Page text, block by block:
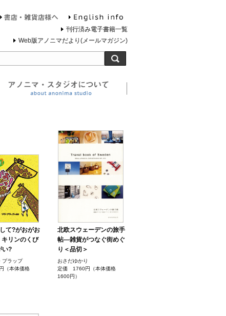
る灯台について
合せ 書店・雑貨店様へ
刊行済み電子書籍一覧
Web版アノニマだより(メールマガジン)
て?がおがお
リンのくび
い?
プラップ
（本体価格
北欧スウェーデンの旅手
帖―雑貨がつなぐ街めぐ
り＜品切＞
おさだゆかり
定価 1760円（本体価格
1600円）